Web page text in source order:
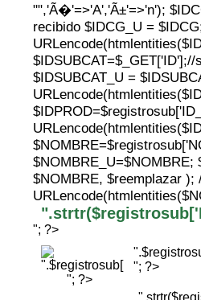
"",'Ã�'=>'A','Ã±'=>'n');
recibido $IDCG_U =
$IDSUBCAT_U =
$NOMBRE, $reemplazar );
"; ?>
"; ?>
"; ?>